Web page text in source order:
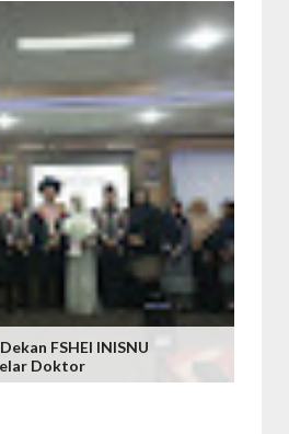
FSHEI INISNU
Doktor